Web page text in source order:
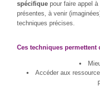
spécifique pour faire appel
présentes, à venir
techniques précises.
Ces techniques permettent
Accéder aux